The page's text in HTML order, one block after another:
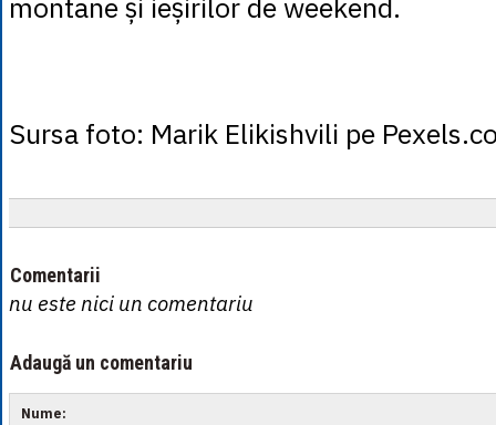
Sursa foto: Marik Elikishvili pe
Comentarii
nu este nici un comentariu
Adaugă un comentariu
Nume: